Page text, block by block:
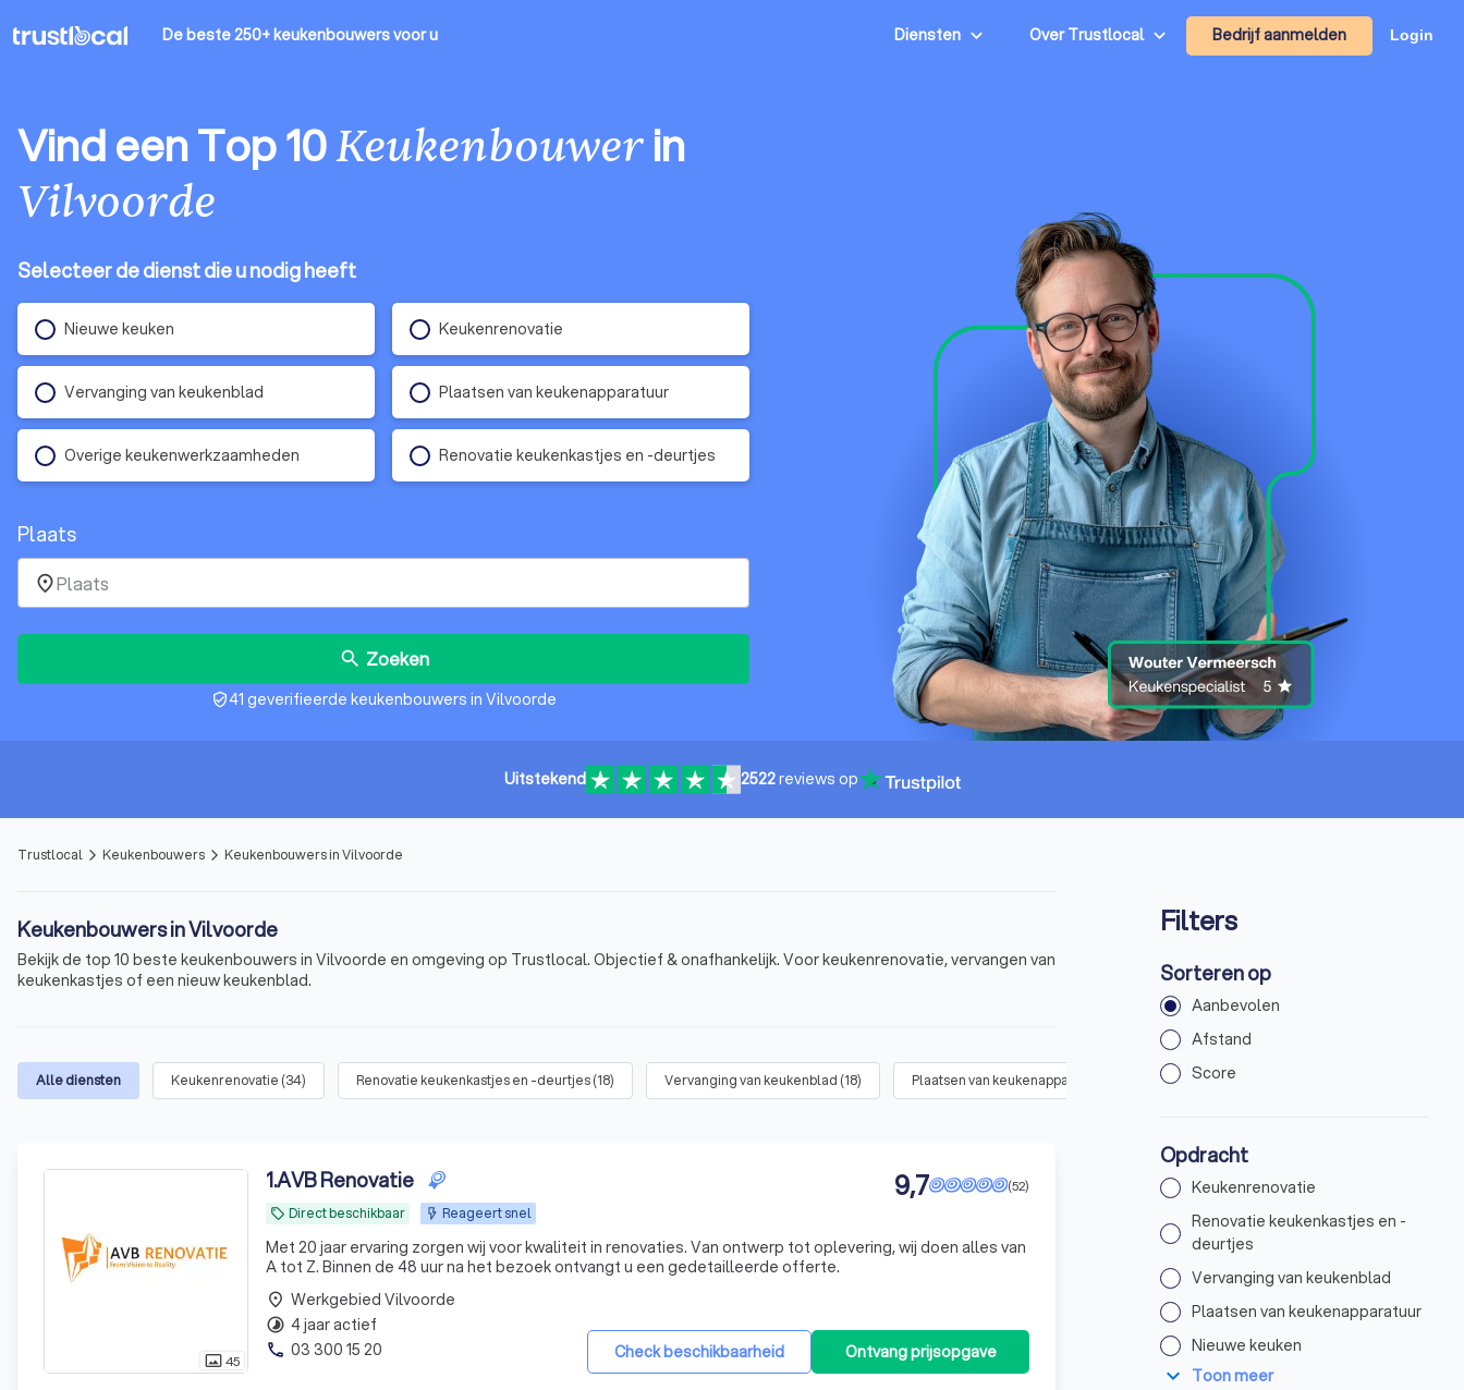
De beste 250+ keukenbouwersvoor u Diensten Over Trustlocal Bedrijf aanmelden Login
Vind een Top 10Keukenbouwerin
Vilvoorde
Selecteer de dienst die u nodig heeft
Nieuwe keuken Keukenrenovatie
Vervanging van keukenblad Plaatsen van keukenapparatuur
Overige keukenwerkzaamheden Renovatie keukenkastjes en -deurtjes
Plaats
place
search Zoeken
verified_user41 geverifieerde keukenbouwers in Vilvoorde
Uitstekend 2522reviews op
Trustlocal arrow_forward_ios Keukenbouwers arrow_forward_ios Keukenbouwers in Vilvoorde
Keukenbouwers in Vilvoorde
Bekijk de top 10 beste keukenbouwers in Vilvoorde en omgeving op Trustlocal. Objectief & onafhankelijk. Voor keukenrenovatie, vervangen van
keukenkastjes of een nieuw keukenblad.
Alle diensten Keukenrenovatie (34) Renovatie keukenkastjes en -deurtjes(18) Vervanging van keukenblad (18) Plaatsen van keukenapparatuur Nieuwe keuken
photo_size_select_actual45
1.AVB Renovatie
local_offer Direct beschikbaar Reageert snel
(52)
9,7
Met 20 jaar ervaring zorgen wij voor kwaliteit in renovaties. Van ontwerp tot oplevering, wij doen alles van
A tot Z. Binnen de 48 uur na het bezoek ontvangt u een gedetailleerde offerte.
Check beschikbaarheid Ontvang prijsopgave
place Werkgebied Vilvoorde
timelapse 4 jaar actief
phone 03 300 15 20
Filters
Sorteren op
Aanbevolen
Afstand
Score
Opdracht
Keukenrenovatie
Renovatie keukenkastjes en -
deurtjes
Vervanging van keukenblad
Plaatsen van keukenapparatuur
Nieuwe keuken
expand_more Toon meer